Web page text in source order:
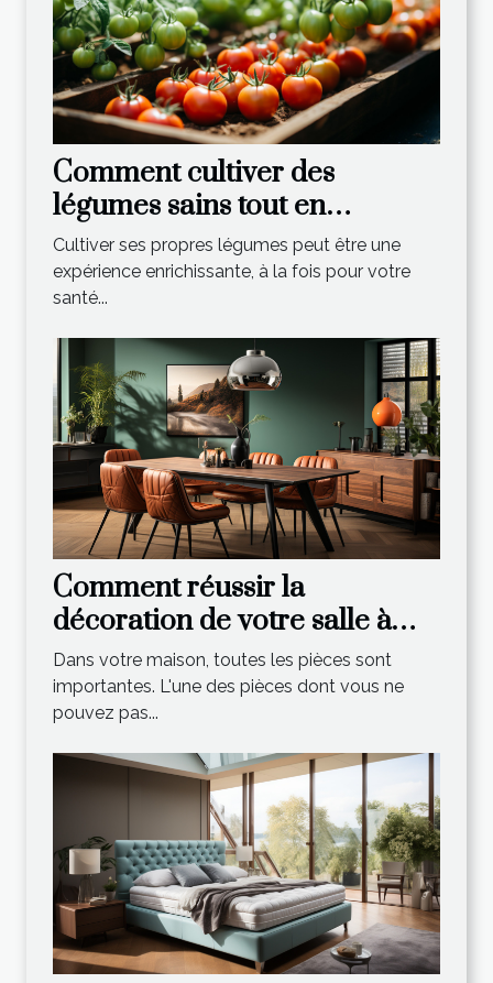
Comment cultiver des
légumes sains tout en
économisant de l'argent
Cultiver ses propres légumes peut être une
expérience enrichissante, à la fois pour votre
santé...
Comment réussir la
décoration de votre salle à
manger ?
Dans votre maison, toutes les pièces sont
importantes. L'une des pièces dont vous ne
pouvez pas...